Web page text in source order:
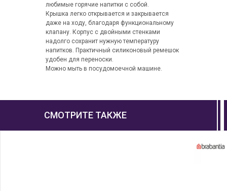
любимые горячие напитки с собой.
Крышка легко открывается и закрывается
даже на ходу, благодаря функциональному
клапану. Корпус с двойными стенками
надолго сохранит нужную температуру
напитков. Практичный силиконовый ремешок
удобен для переноски.
Можно мыть в посудомоечной машине.
СМОТРИТЕ ТАКЖЕ